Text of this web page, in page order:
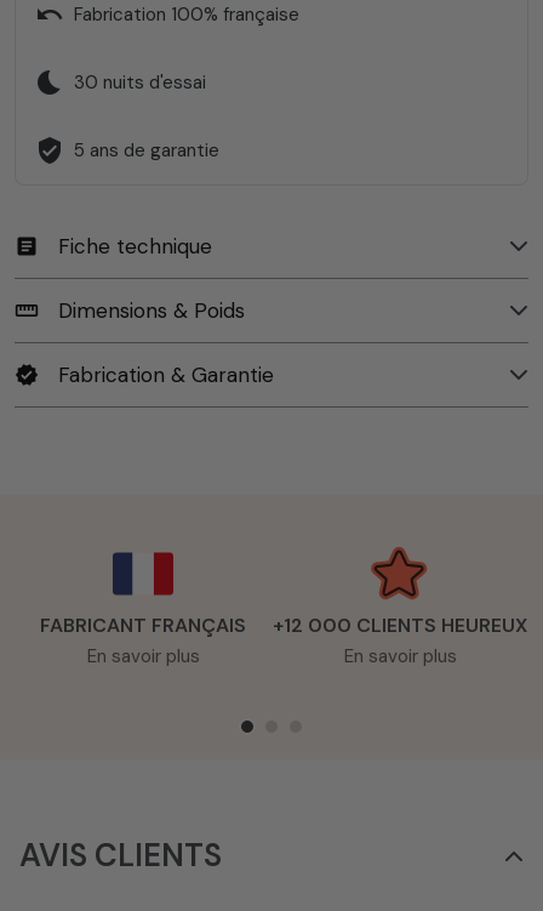
undo Fabrication 100% française
bedtime 30 nuits d'essai
verified_user 5 ans de garantie
article Fiche technique
straighten Dimensions & Poids
verified Fabrication & Garantie
FABRICANT FRANÇAIS
En savoir plus
+12 000 CLIENTS HEUREUX
En savoir plus
AVIS CLIENTS